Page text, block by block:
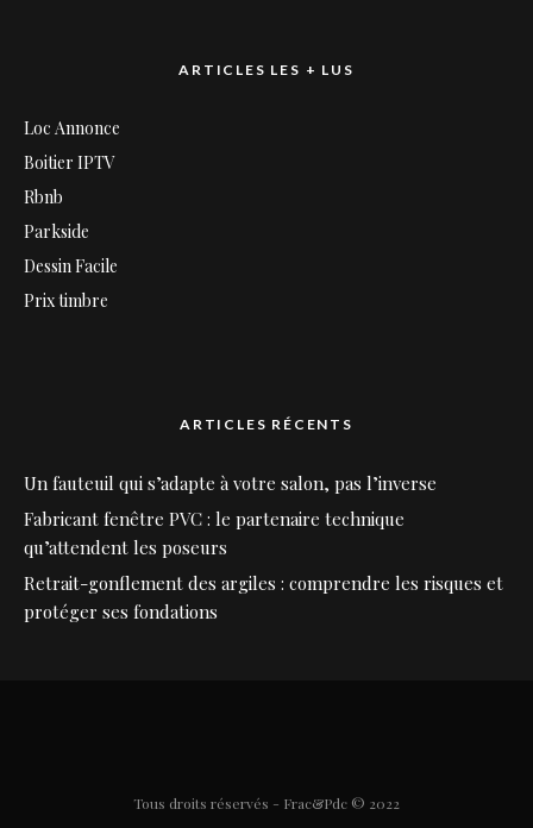
ARTICLES LES + LUS
Loc Annonce
Boitier IPTV
Rbnb
Parkside
Dessin Facile
Prix timbre
ARTICLES RÉCENTS
Un fauteuil qui s’adapte à votre salon, pas l’inverse
Fabricant fenêtre PVC : le partenaire technique
qu’attendent les poseurs
Retrait-gonflement des argiles : comprendre les risques et
protéger ses fondations
Tous droits réservés - Frac&Pdc © 2022